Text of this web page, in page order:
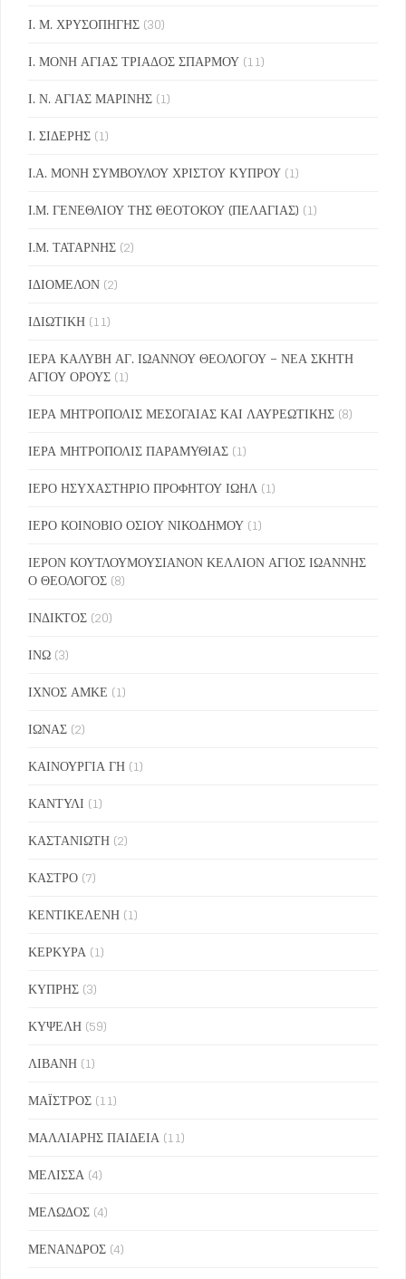
Ι. Μ. ΧΡΥΣΟΠΗΓΗΣ (30)
Ι. ΜΟΝΗ ΑΓΙΑΣ ΤΡΙΑΔΟΣ ΣΠΑΡΜΟΥ (11)
Ι. Ν. ΑΓΙΑΣ ΜΑΡΙΝΗΣ (1)
Ι. ΣΙΔΕΡΗΣ (1)
Ι.Α. ΜΟΝΗ ΣΥΜΒΟΥΛΟΥ ΧΡΙΣΤΟΥ ΚΥΠΡΟΥ (1)
Ι.Μ. ΓΕΝΕΘΛΙΟΥ ΤΗΣ ΘΕΟΤΟΚΟΥ (ΠΕΛΑΓΙΑΣ) (1)
Ι.Μ. ΤΑΤΑΡΝΗΣ (2)
ΙΔΙΟΜΕΛΟΝ (2)
ΙΔΙΩΤΙΚΗ (11)
ΙΕΡΑ ΚΑΛΥΒΗ ΑΓ. ΙΩΑΝΝΟΥ ΘΕΟΛΟΓΟΥ – ΝΕΑ ΣΚΗΤΗ
ΑΓΙΟΥ ΟΡΟΥΣ (1)
ΙΕΡΑ ΜΗΤΡΟΠΟΛΙΣ ΜΕΣΟΓΑΙΑΣ ΚΑΙ ΛΑΥΡΕΩΤΙΚΗΣ (8)
ΙΕΡΑ ΜΗΤΡΟΠΟΛΙΣ ΠΑΡΑΜΥΘΙΑΣ (1)
ΙΕΡΟ ΗΣΥΧΑΣΤΗΡΙΟ ΠΡΟΦΗΤΟΥ ΙΩΗΛ (1)
ΙΕΡΟ ΚΟΙΝΟΒΙΟ ΟΣΙΟΥ ΝΙΚΟΔΗΜΟΥ (1)
ΙΕΡΟΝ ΚΟΥΤΛΟΥΜΟΥΣΙΑΝΟΝ ΚΕΛΛΙΟΝ ΑΓΙΟΣ ΙΩΑΝΝΗΣ
Ο ΘΕΟΛΟΓΟΣ (8)
ΙΝΔΙΚΤΟΣ (20)
ΙΝΩ (3)
ΙΧΝΟΣ ΑΜΚΕ (1)
ΙΩΝΑΣ (2)
ΚΑΙΝΟΥΡΓΙΑ ΓΗ (1)
ΚΑΝΤΥΛΙ (1)
ΚΑΣΤΑΝΙΩΤΗ (2)
ΚΑΣΤΡΟ (7)
ΚΕΝΤΙΚΕΛΕΝΗ (1)
ΚΕΡΚΥΡΑ (1)
ΚΥΠΡΗΣ (3)
ΚΥΨΕΛΗ (59)
ΛΙΒΑΝΗ (1)
ΜΑΪΣΤΡΟΣ (11)
ΜΑΛΛΙΑΡΗΣ ΠΑΙΔΕΙΑ (11)
ΜΕΛΙΣΣΑ (4)
ΜΕΛΩΔΟΣ (4)
ΜΕΝΑΝΔΡΟΣ (4)